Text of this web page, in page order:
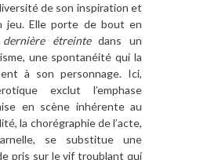
de son inspiration et
jeu. Elle porte de bout en
étreintedans un
une spontanéité qui la
à son personnage. Ici,
exclut l’emphase
en scène inhérente au
la chorégraphie de l’acte,
se substitue une
pris sur le vif troublant qui